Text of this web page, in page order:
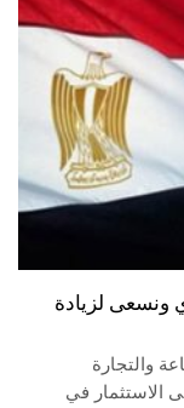
ونسعى لزيادة
والتجارة
الاستثمار في